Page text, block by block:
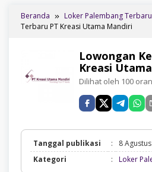
Beranda Loker Palembang Terbaru
Terbaru PT Kreasi Utama Mandiri
Lowongan
Kreasi
Dilihat oleh 100
Tanggal publikasi :
8
Kategori
: Loker